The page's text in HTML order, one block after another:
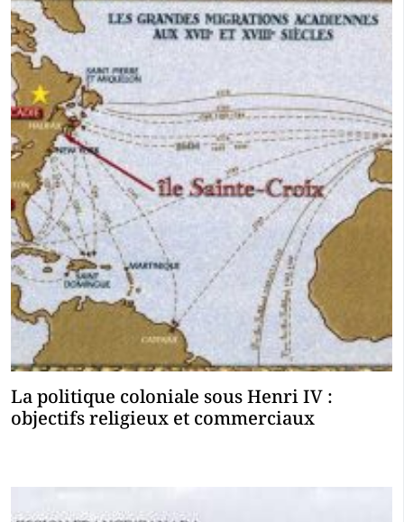
La politique coloniale sous Henri IV :
objectifs religieux et commerciaux